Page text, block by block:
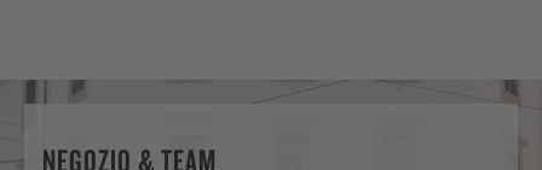
NEGOZIO & TEAM